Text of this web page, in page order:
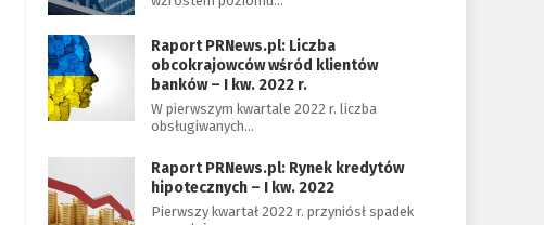
Raport PRNews.pl: Liczba
obcokrajowców wśród klientów
banków – I kw. 2022 r.
W pierwszym kwartale 2022 r. liczba
obsługiwanych…
Raport PRNews.pl: Rynek kredytów
hipotecznych – I kw. 2022
Pierwszy kwartał 2022 r. przyniósł spadek